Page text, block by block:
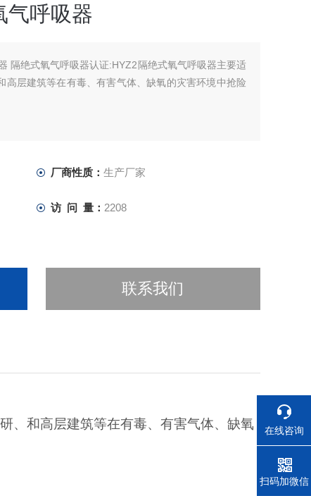
气呼吸器
隔绝式氧气呼吸器认证:HYZ2隔绝式氧气呼吸器主要适
高层建筑等在有毒、有害气体、缺氧的灾害环境中抢险
厂商性质： 生产厂家
访 问 量： 2208
联系我们
、和高层建筑等在有毒、有害气体、缺氧
在线咨询
电话
扫码加微信